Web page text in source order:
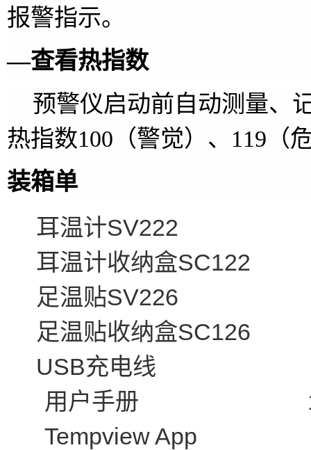
报警指示。
—查看热指数
预警仪启动前自动测量、
热指数100 （警觉）、 119 （
装箱单
耳温计SV222
耳温计收纳盒
足温贴SV226
足温贴收纳盒
USB充电线
用户手册
Tempview